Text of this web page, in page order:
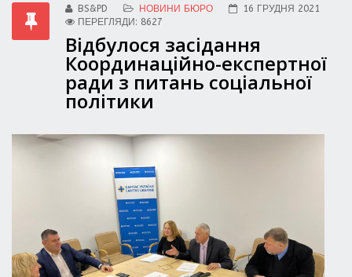
BS&PD НОВИНИ БЮРО
16 ГРУДНЯ 2021
ПЕРЕГЛЯДИ: 8627
Відбулося засідання
Координаційно-експертної
ради з питань соціальної
політики